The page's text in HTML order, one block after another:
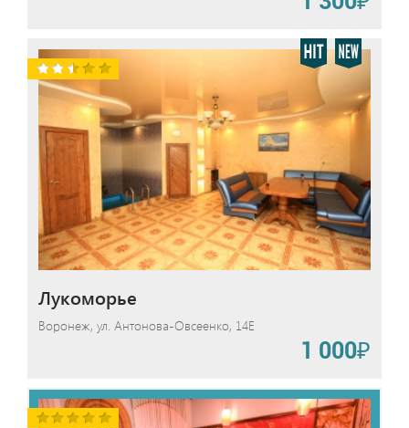
Лукоморье
Воронеж, ул. Антонова-Овсеенко, 14Е
1 000₽